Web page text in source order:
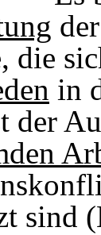
die
in
der
sind (